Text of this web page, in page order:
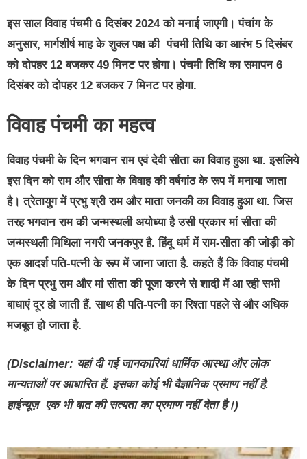
इस साल विवाह पंचमी 6 दिसंबर 2024 को मनाई जाएगी। पंचांग के
अनुसार, मार्गशीर्ष माह के शुक्ल पक्ष की पंचमी तिथि का आरंभ 5 दिसंबर
को दोपहर 12 बजकर 49 मिनट पर होगा। पंचमी तिथि का समापन 6
दिसंबर को दोपहर 12 बजकर 7 मिनट पर होगा.
विवाह पंचमी का महत्व
विवाह पंचमी के दिन भगवान राम एवं देवी सीता का विवाह हुआ था. इसलिये
इस दिन को राम और सीता के विवाह की वर्षगांठ के रूप में मनाया जाता
है। त्रेतायुग में प्रभु श्री राम और माता जनकी का विवाह हुआ था. जिस
तरह भगवान राम की जन्मस्थली अयोध्या है उसी प्रकार मां सीता की
जन्मस्थली मिथिला नगरी जनकपुर है. हिंदू धर्म में राम-सीता की जोड़ी को
एक आदर्श पति-पत्नी के रूप में जाना जाता है. कहते हैं कि विवाह पंचमी
के दिन प्रभु राम और मां सीता की पूजा करने से शादी में आ रही सभी
बाधाएं दूर हो जाती हैं. साथ ही पति-पत्नी का रिश्ता पहले से और अधिक
मजबूत हो जाता है.
(Disclaimer: यहां दी गई जानकारियां धार्मिक आस्था और लोक
मान्यताओं पर आधारित हैं. इसका कोई भी वैज्ञानिक प्रमाण नहीं है.
हाईन्यूज़ एक भी बात की सत्यता का प्रमाण नहीं देता है।)